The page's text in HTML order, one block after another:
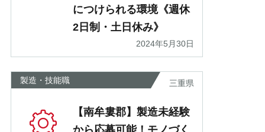
につけられる環境《週休
2日制・土日休み》
2024年5月30日
製造・技能職 三重県
【南牟婁郡】製造未経験